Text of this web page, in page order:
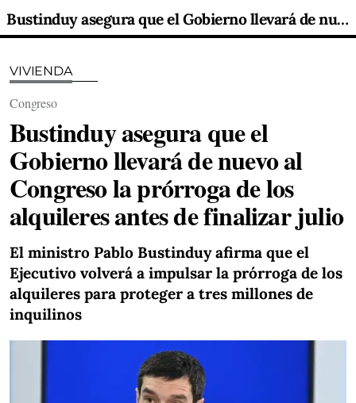
Bustinduy asegura que el Gobierno llevará de nuevo al Congreso la prórroga de los alquileres antes de finalizar julio
VIVIENDA
Congreso
Bustinduy asegura que el
Gobierno llevará de nuevo al
Congreso la prórroga de los
alquileres antes de finalizar julio
El ministro Pablo Bustinduy afirma que el
Ejecutivo volverá a impulsar la prórroga de los
alquileres para proteger a tres millones de
inquilinos